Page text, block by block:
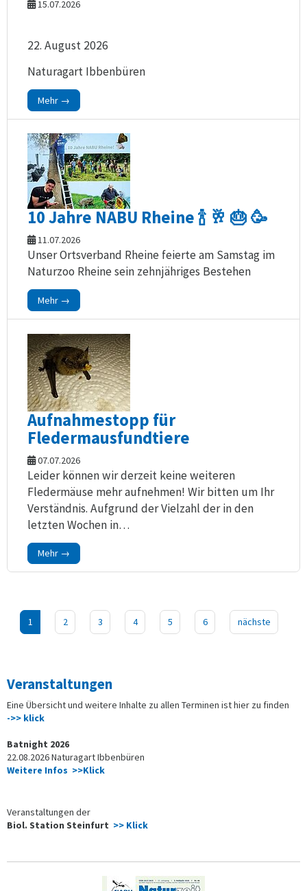
15.07.2026
22. August 2026
Naturagart Ibbenbüren
Mehr →
10 Jahre NABU Rheine 🍾 🥂 🎂 🥳
11.07.2026
Unser Ortsverband Rheine feierte am Samstag im
Naturzoo Rheine sein zehnjähriges Bestehen
Mehr →
Aufnahmestopp für
Fledermausfundtiere
07.07.2026
Leider können wir derzeit keine weiteren
Fledermäuse mehr aufnehmen! Wir bitten um Ihr
Verständnis. Aufgrund der Vielzahl der in den
letzten Wochen in…
Mehr →
1 2 3 4 5 6 nächste
Veranstaltungen
Eine Übersicht und weitere Inhalte zu allen Terminen ist hier zu finden
->> klick
Batnight 2026
22.08.2026 Naturagart Ibbenbüren
Weitere Infos >>Klick
Veranstaltungen der
Biol. Station Steinfurt >> Klick